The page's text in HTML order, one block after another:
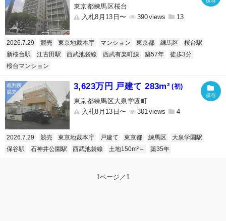
東京都練馬区桜台
入札8月13日〜
390 13
2026.7.29 競売 東京地裁本庁 マンション 東京都 練馬区
桜台駅
新桜台駅
江古田駅 西武池袋線 西武有楽町線 築57年
徒歩3分
桜台マンション
3,623万円 戸建て 283m² (初)
東京都練馬区大泉学園町
入札8月13日〜
301 4
2026.7.29 競売 東京地裁本庁 戸建て 東京都 練馬区
大泉学園駅
保谷駅
石神井公園駅 西武池袋線 土地150m²～ 築35年
1ページ／1